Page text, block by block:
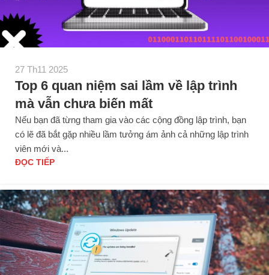
27 Th11 2025
Top 6 quan niệm sai lầm về lập trình
mà vẫn chưa biến mất
Nếu bạn đã từng tham gia vào các cộng đồng lập trình, bạn
có lẽ đã bắt gặp nhiều lầm tưởng ám ảnh cả những lập trình
viên mới và...
ĐỌC TIẾP